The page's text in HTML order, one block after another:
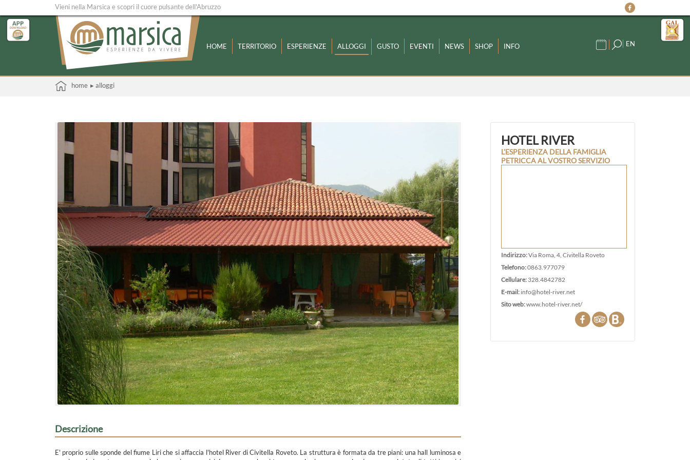
Vieni nella Marsica e scopri il cuore pulsante dell'Abruzzo
HOME TERRITORIO ESPERIENZE ALLOGGI GUSTO EVENTI NEWS SHOP INFO EN
home ▸ alloggi
Descrizione
E' proprio sulle sponde del fiume Liri che si affaccia l'hotel River di Civitella Roveto. La struttura è formata da tre piani: una hall luminosa e
HOTEL RIVER
L'ESPERIENZA DELLA FAMIGLIA
PETRICCA AL VOSTRO SERVIZIO
Indirizzo:Via Roma, 4, Civitella Roveto
Telefono:0863.977079
Cellulare: 328.4842782
E-mail: info@hotel-river.net
Sito web:www.hotel-river.net/